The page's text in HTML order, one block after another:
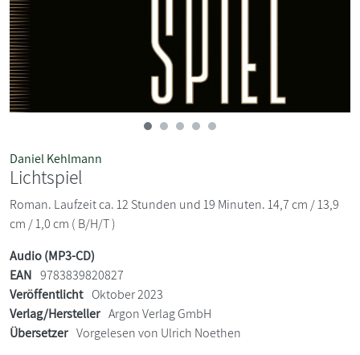
Daniel Kehlmann
Lichtspiel
Roman. Laufzeit ca. 12 Stunden und 19 Minuten. 14,7 cm / 13,9
cm / 1,0 cm ( B/H/T )
Audio (MP3-CD)
EAN 9783839820827
Veröffentlicht Oktober 2023
Verlag/Hersteller Argon Verlag GmbH
Übersetzer Vorgelesen von Ulrich Noethen